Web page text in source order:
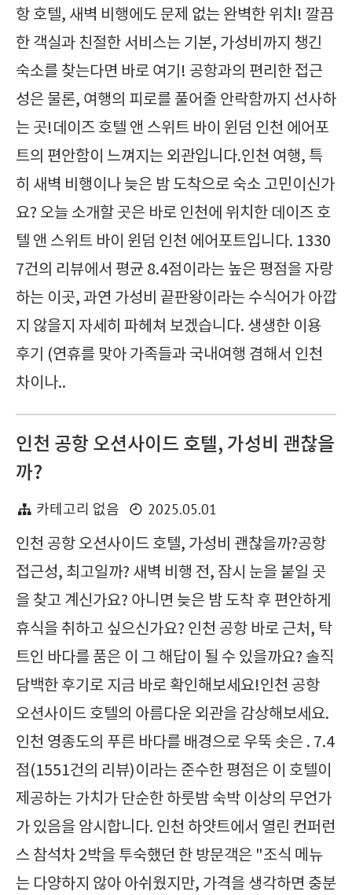
항 호텔, 새벽 비행에도 문제 없는 완벽한 위치! 깔끔
한 객실과 친절한 서비스는 기본, 가성비까지 챙긴
숙소를 찾는다면 바로 여기! 공항과의 편리한 접근
성은 물론, 여행의 피로를 풀어줄 안락함까지 선사하
는 곳!데이즈 호텔 앤 스위트 바이 윈덤 인천 에어포
트의 편안함이 느껴지는 외관입니다.인천 여행, 특
히 새벽 비행이나 늦은 밤 도착으로 숙소 고민이신가
요? 오늘 소개할 곳은 바로 인천에 위치한 데이즈 호
텔 앤 스위트 바이 윈덤 인천 에어포트입니다. 1330
7건의 리뷰에서 평균 8.4점이라는 높은 평점을 자랑
하는 이곳, 과연 가성비 끝판왕이라는 수식어가 아깝
지 않을지 자세히 파헤쳐 보겠습니다. 생생한 이용
후기 (연휴를 맞아 가족들과 국내여행 겸해서 인천
차이나..
인천 공항 오션사이드 호텔, 가성비 괜찮을
까?
카테고리 없음
2025.05.01
인천 공항 오션사이드 호텔, 가성비 괜찮을까?공항
접근성, 최고일까? 새벽 비행 전, 잠시 눈을 붙일 곳
을 찾고 계신가요? 아니면 늦은 밤 도착 후 편안하게
휴식을 취하고 싶으신가요? 인천 공항 바로 근처, 탁
트인 바다를 품은 이 그 해답이 될 수 있을까요? 솔직
담백한 후기로 지금 바로 확인해보세요!인천 공항
오션사이드 호텔의 아름다운 외관을 감상해보세요.
인천 영종도의 푸른 바다를 배경으로 우뚝 솟은 . 7.4
점(1551건의 리뷰)이라는 준수한 평점은 이 호텔이
제공하는 가치가 단순한 하룻밤 숙박 이상의 무언가
가 있음을 암시합니다. 인천 하얏트에서 열린 컨퍼런
스 참석차 2박을 투숙했던 한 방문객은 "조식 메뉴
는 다양하지 않아 아쉬웠지만, 가격을 생각하면 충분